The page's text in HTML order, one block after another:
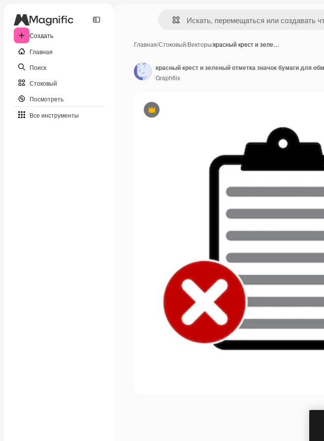
Создать
Главная
Поиск
Стоковый
Посмотреть
Все инструменты
Главная/Стоковый/Векторы/красный крест и зеле…
Премиум
Graph6ix